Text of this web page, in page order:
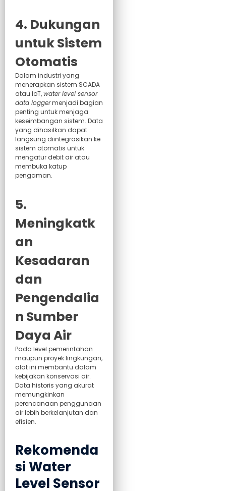
4. Dukungan
untuk Sistem
Otomatis
Dalam industri yang
menerapkan sistem SCADA
atau IoT,water level sensor
data loggermenjadi bagian
penting untuk menjaga
keseimbangan sistem. Data
yang dihasilkan dapat
langsung diintegrasikan ke
sistem otomatis untuk
mengatur debit air atau
membuka katup
pengaman.
5.
Meningkatk
an
Kesadaran
dan
Pengendalia
n Sumber
Daya Air
Pada level pemerintahan
maupun proyek lingkungan,
alat ini membantu dalam
kebijakan konservasi air.
Data historis yang akurat
memungkinkan
perencanaan penggunaan
air lebih berkelanjutan dan
efisien.
Rekomenda
si Water
Level Sensor